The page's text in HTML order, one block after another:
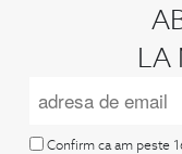
LA
Confirm ca am peste